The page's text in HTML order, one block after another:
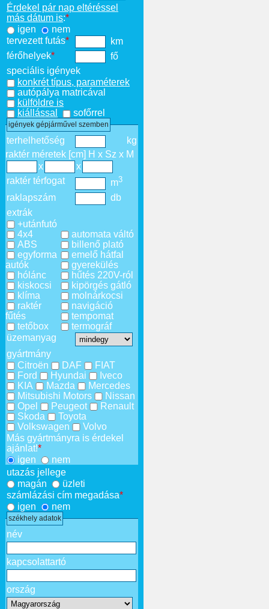
Érdekel pár nap eltéréssel
más dátum is:*
igen
nem
tervezett futás*
km
férőhelyek*
fő
speciális igények
konkrét típus, paraméterek
autópálya matricával
külföldre is
kiállással
sofőrrel
igények gépjárművel szemben
terhelhetőség
kg
raktér méretek [cm] H x Sz x M
x
x
raktér térfogat
m3
raklapszám
db
extrák
+utánfutó
4x4
ABS
egyforma
autók
hólánc
kiskocsi
klíma
raktér
fűtés
tetőbox
automata váltó
billenő plató
emelő hátfal
gyerekülés
hűtés 220V-ról
kipörgés gátló
molnárkocsi
navigáció
tempomat
termográf
üzemanyag
gyártmány
Citroën
DAF
FIAT
Ford
Hyundai
Iveco
KIA
Mazda
Mercedes
Mitsubishi Motors
Nissan
Opel
Peugeot
Renault
Skoda
Toyota
Volkswagen
Volvo
Más gyártmányra is érdekel
ajánlat!*
igen
nem
utazás jellege
magán
üzleti
számlázási cím megadása*
igen
nem
székhely adatok
név
kapcsolattartó
ország